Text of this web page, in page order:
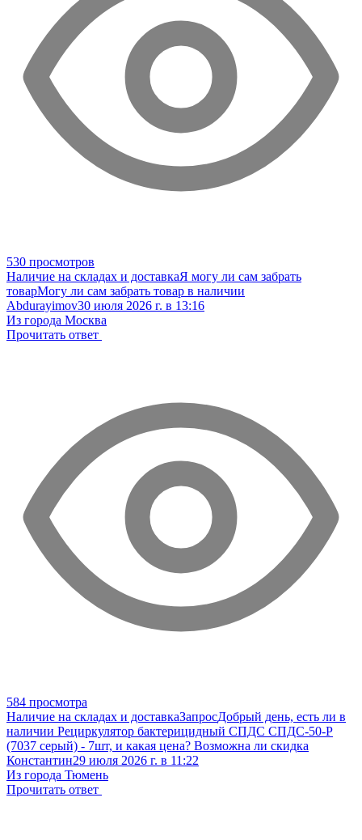
530 просмотров
Наличие на складах и доставкаЯ могу ли сам забрать
товарМогу ли сам забрать товар в наличии
Abdurayimov30 июля 2026 г. в 13:16
Из города Москва
Прочитать ответ
584 просмотра
Наличие на складах и доставкаЗапросДобрый день, есть ли в
наличии Рециркулятор бактерицидный СПДС СПДС-50-Р
(7037 серый) - 7шт, и какая цена? Возможна ли скидка
Константин29 июля 2026 г. в 11:22
Из города Тюмень
Прочитать ответ